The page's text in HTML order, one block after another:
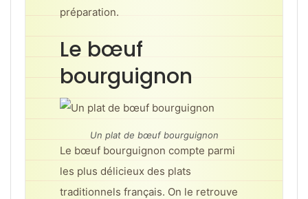
préparation.
Le bœuf
bourguignon
Un plat de bœuf bourguignon
Le bœuf bourguignon compte parmi
les plus délicieux des plats
traditionnels français. On le retrouve